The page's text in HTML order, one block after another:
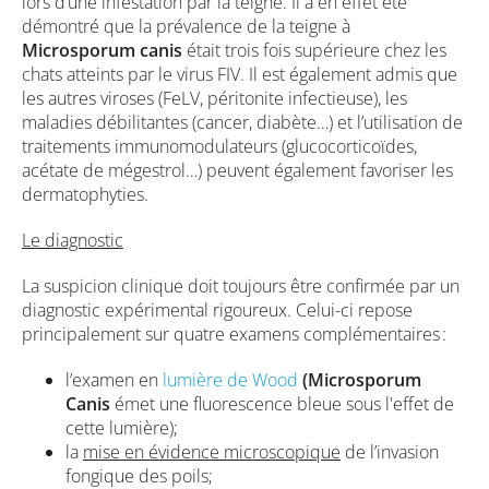
démontré que la prévalence de la teigne à
Microsporum canis était trois fois supérieure chez les
chats atteints par le virus FIV. Il est également admis que
les autres viroses (FeLV, péritonite infectieuse), les
maladies débilitantes (cancer, diabète…) et l’utilisation de
traitements immunomodulateurs (glucocorticoïdes,
acétate de mégestrol…) peuvent également favoriser les
dermatophyties.
Le diagnostic
La suspicion clinique doit toujours être confirmée par un
diagnostic expérimental rigoureux. Celui-ci repose
principalement sur quatre examens complémentaires :
l’examen en lumière de Wood (Microsporum
Canis émet une fluorescence bleue sous l'effet de
cette lumière);
la mise en évidence microscopique de l’invasion
fongique des poils;